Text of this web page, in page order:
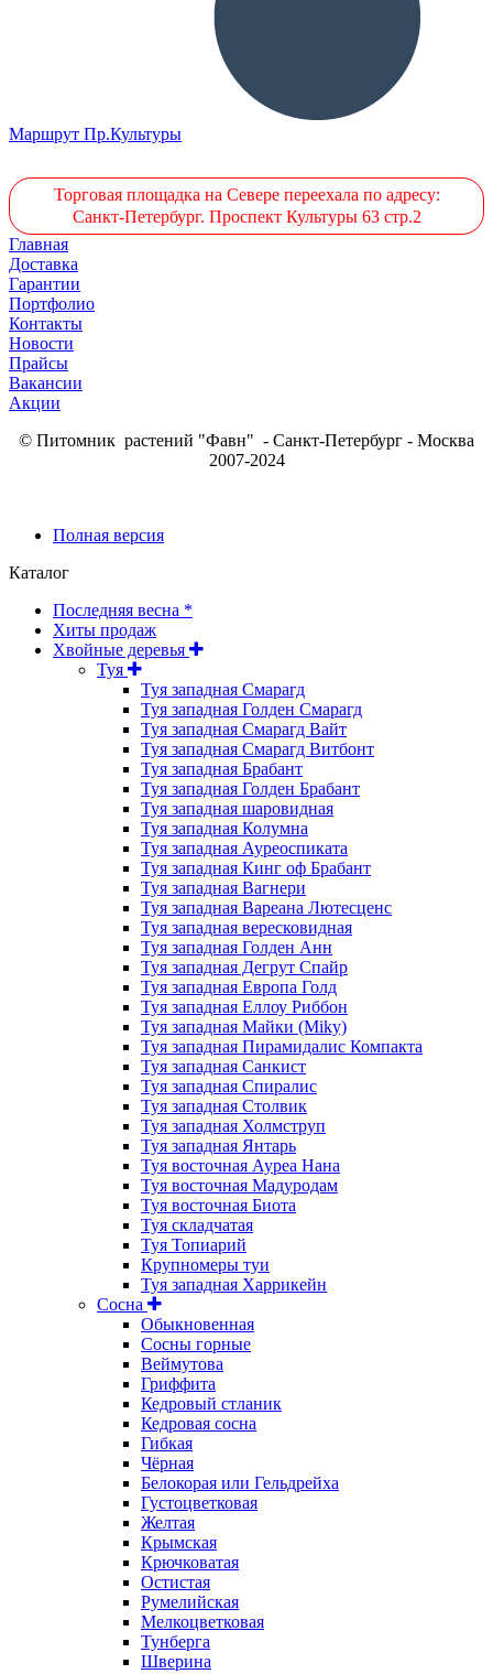
Маршрут Пр.Культуры
Торговая площадка на Севере переехала по адресу:
Санкт-Петербург. Проспект Культуры 63 стр.2
Главная
Доставка
Гарантии
Портфолио
Контакты
Новости
Прайсы
Вакансии
Акции
© Питомник растений "Фавн" - Санкт-Петербург - Москва
2007-2024
Полная версия
Каталог
Последняя весна *
Хиты продаж
Хвойные деревья
Туя
Туя западная Смарагд
Туя западная Голден Смарагд
Туя западная Смарагд Вайт
Туя западная Смарагд Витбонт
Туя западная Брабант
Туя западная Голден Брабант
Туя западная шаровидная
Туя западная Колумна
Туя западная Ауреоспиката
Туя западная Кинг оф Брабант
Туя западная Вагнери
Туя западная Вареана Лютесценс
Туя западная вересковидная
Туя западная Голден Анн
Туя западная Дегрут Спайр
Туя западная Европа Голд
Туя западная Еллоу Риббон
Туя западная Майки (Miky)
Туя западная Пирамидалис Компакта
Туя западная Санкист
Туя западная Спиралис
Туя западная Столвик
Туя западная Холмструп
Туя западная Янтарь
Туя восточная Ауреа Нана
Туя восточная Мадуродам
Туя восточная Биота
Туя складчатая
Туя Топиарий
Крупномеры туи
Туя западная Харрикейн
Сосна
Обыкновенная
Сосны горные
Веймутова
Гриффита
Кедровый стланик
Кедровая сосна
Гибкая
Чёрная
Белокорая или Гельдрейха
Густоцветковая
Желтая
Крымская
Крючковатая
Остистая
Румелийская
Мелкоцветковая
Тунберга
Шверина